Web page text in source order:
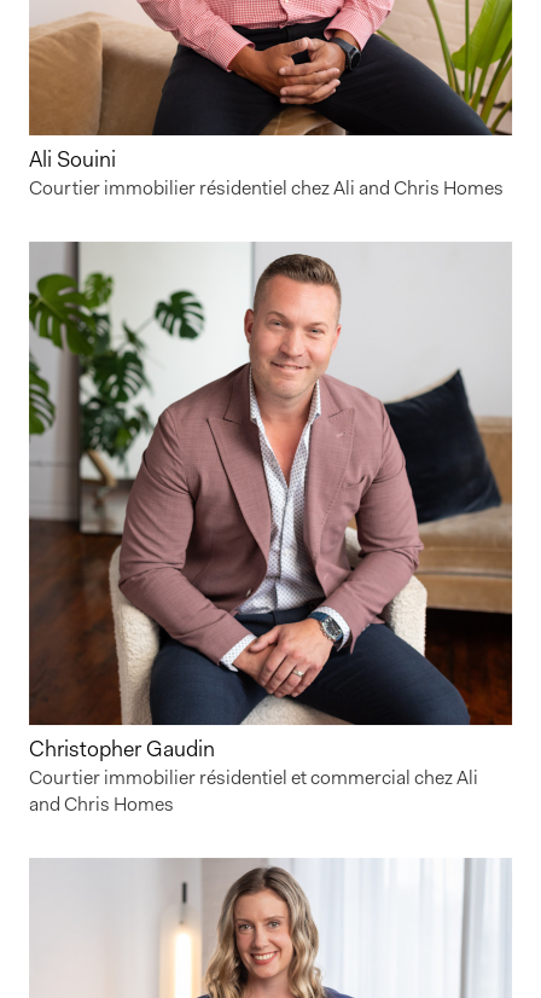
Ali Souini
Courtier immobilier résidentiel chez Ali and Chris Homes
Christopher Gaudin
Courtier immobilier résidentiel et commercial chez Ali
and Chris Homes